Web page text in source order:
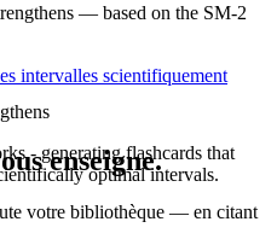
- generating flashcards that
optimal intervals.
— based on the SM-2
intervalles scientifiquement
enseigne.
votre bibliothèque — en citant